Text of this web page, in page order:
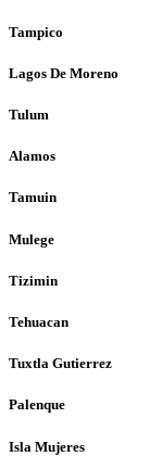
Tampico
Lagos De Moreno
Tulum
Alamos
Tamuin
Mulege
Tizimin
Tehuacan
Tuxtla Gutierrez
Palenque
Isla Mujeres